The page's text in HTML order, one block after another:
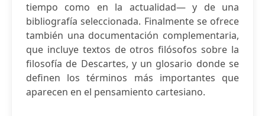
tiempo como en la actualidad— y de una
bibliografía seleccionada. Finalmente se ofrece
también una documentación complementaria,
que incluye textos de otros filósofos sobre la
filosofía de Descartes, y un glosario donde se
definen los términos más importantes que
aparecen en el pensamiento cartesiano.